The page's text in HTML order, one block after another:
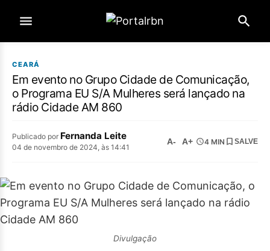
CEARÁ
Em evento no Grupo Cidade de Comunicação,
o Programa EU S/A Mulheres será lançado na
rádio Cidade AM 860
Publicado por Fernanda Leite
04 de novembro de 2024, às 14:41
A- A+ 4 MIN SALVE
Divulgação